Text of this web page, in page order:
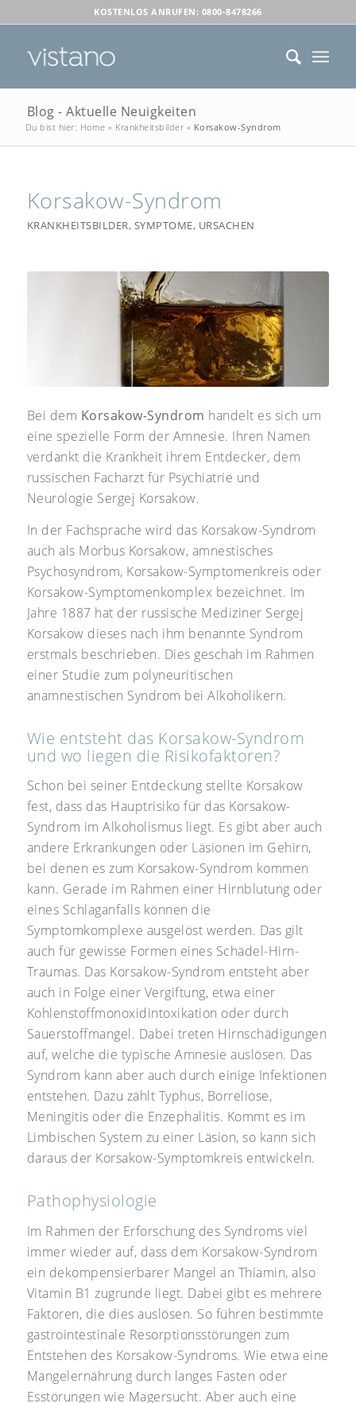
KOSTENLOS ANRUFEN: 0800-8478266
Blog - Aktuelle Neuigkeiten
Du bist hier: Home » Krankheitsbilder » Korsakow-Syndrom
Korsakow-Syndrom
KRANKHEITSBILDER, SYMPTOME, URSACHEN
Bei dem Korsakow-Syndrom handelt es sich um
eine spezielle Form der Amnesie. Ihren Namen
verdankt die Krankheit ihrem Entdecker, dem
russischen Facharzt für Psychiatrie und
Neurologie Sergej Korsakow.
In der Fachsprache wird das Korsakow-Syndrom
auch als Morbus Korsakow, amnestisches
Psychosyndrom, Korsakow-Symptomenkreis oder
Korsakow-Symptomenkomplex bezeichnet. Im
Jahre 1887 hat der russische Mediziner Sergej
Korsakow dieses nach ihm benannte Syndrom
erstmals beschrieben. Dies geschah im Rahmen
einer Studie zum polyneuritischen
anamnestischen Syndrom bei Alkoholikern.
Wie entsteht das Korsakow-Syndrom
und wo liegen die Risikofaktoren?
Schon bei seiner Entdeckung stellte Korsakow
fest, dass das Hauptrisiko für das Korsakow-
Syndrom im Alkoholismus liegt. Es gibt aber auch
andere Erkrankungen oder Läsionen im Gehirn,
bei denen es zum Korsakow-Syndrom kommen
kann. Gerade im Rahmen einer Hirnblutung oder
eines Schlaganfalls können die
Symptomkomplexe ausgelöst werden. Das gilt
auch für gewisse Formen eines Schädel-Hirn-
Traumas. Das Korsakow-Syndrom entsteht aber
auch in Folge einer Vergiftung, etwa einer
Kohlenstoffmonoxidintoxikation oder durch
Sauerstoffmangel. Dabei treten Hirnschädigungen
auf, welche die typische Amnesie auslösen. Das
Syndrom kann aber auch durch einige Infektionen
entstehen. Dazu zählt Typhus, Borreliose,
Meningitis oder die Enzephalitis. Kommt es im
Limbischen System zu einer Läsion, so kann sich
daraus der Korsakow-Symptomkreis entwickeln.
Pathophysiologie
Im Rahmen der Erforschung des Syndroms viel
immer wieder auf, dass dem Korsakow-Syndrom
ein dekompensierbarer Mangel an Thiamin, also
Vitamin B1 zugrunde liegt. Dabei gibt es mehrere
Faktoren, die dies auslösen. So führen bestimmte
gastrointestinale Resorptionsstörungen zum
Entstehen des Korsakow-Syndroms. Wie etwa eine
Mangelernährung durch langes Fasten oder
Esstörungen wie Magersucht. Aber auch eine